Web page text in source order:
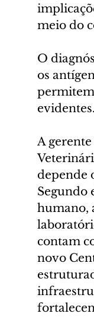
meio do
O
os
evidentes.
A
depende
Segundo
humano,
contam
novo